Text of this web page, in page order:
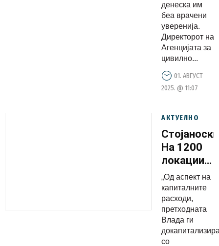
денеска им
беа врачени
уверенија.
Директорот на
Агенцијата за
цивилно...
01. АВГУСТ
2025. @ 11:07
АКТУЕЛНО
На 1200
локации
до крајот
на оваа
година ќе
се гради
во рамки
на јавниот
„Од аспект на
капиталните
расходи,
претходната
Влада ги
со